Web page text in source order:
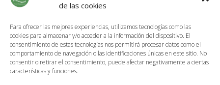
de las cookies
Para ofrecer las mejores experiencias, utilizamos tecnologías como las
cookies para almacenar y/o acceder a la información del dispositivo. El
consentimiento de estas tecnologías nos permitirá procesar datos como el
comportamiento de navegación o las identificaciones únicas en este sitio. No
consentir o retirar el consentimiento, puede afectar negativamente a ciertas
características y funciones.
Información de Envíos
Política de devoluciones